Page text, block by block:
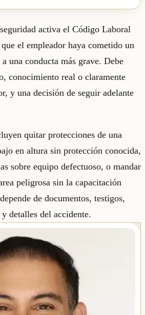
activa el Código Laboral
el empleador haya cometido un
una conducta más grave. Debe
conocimiento real o claramente
y una decisión de seguir adelante
quitar protecciones de una
en altura sin protección conocida,
sobre equipo defectuoso, o mandar
peligrosa sin la capacitación
de documentos, testigos,
detalles del accidente.